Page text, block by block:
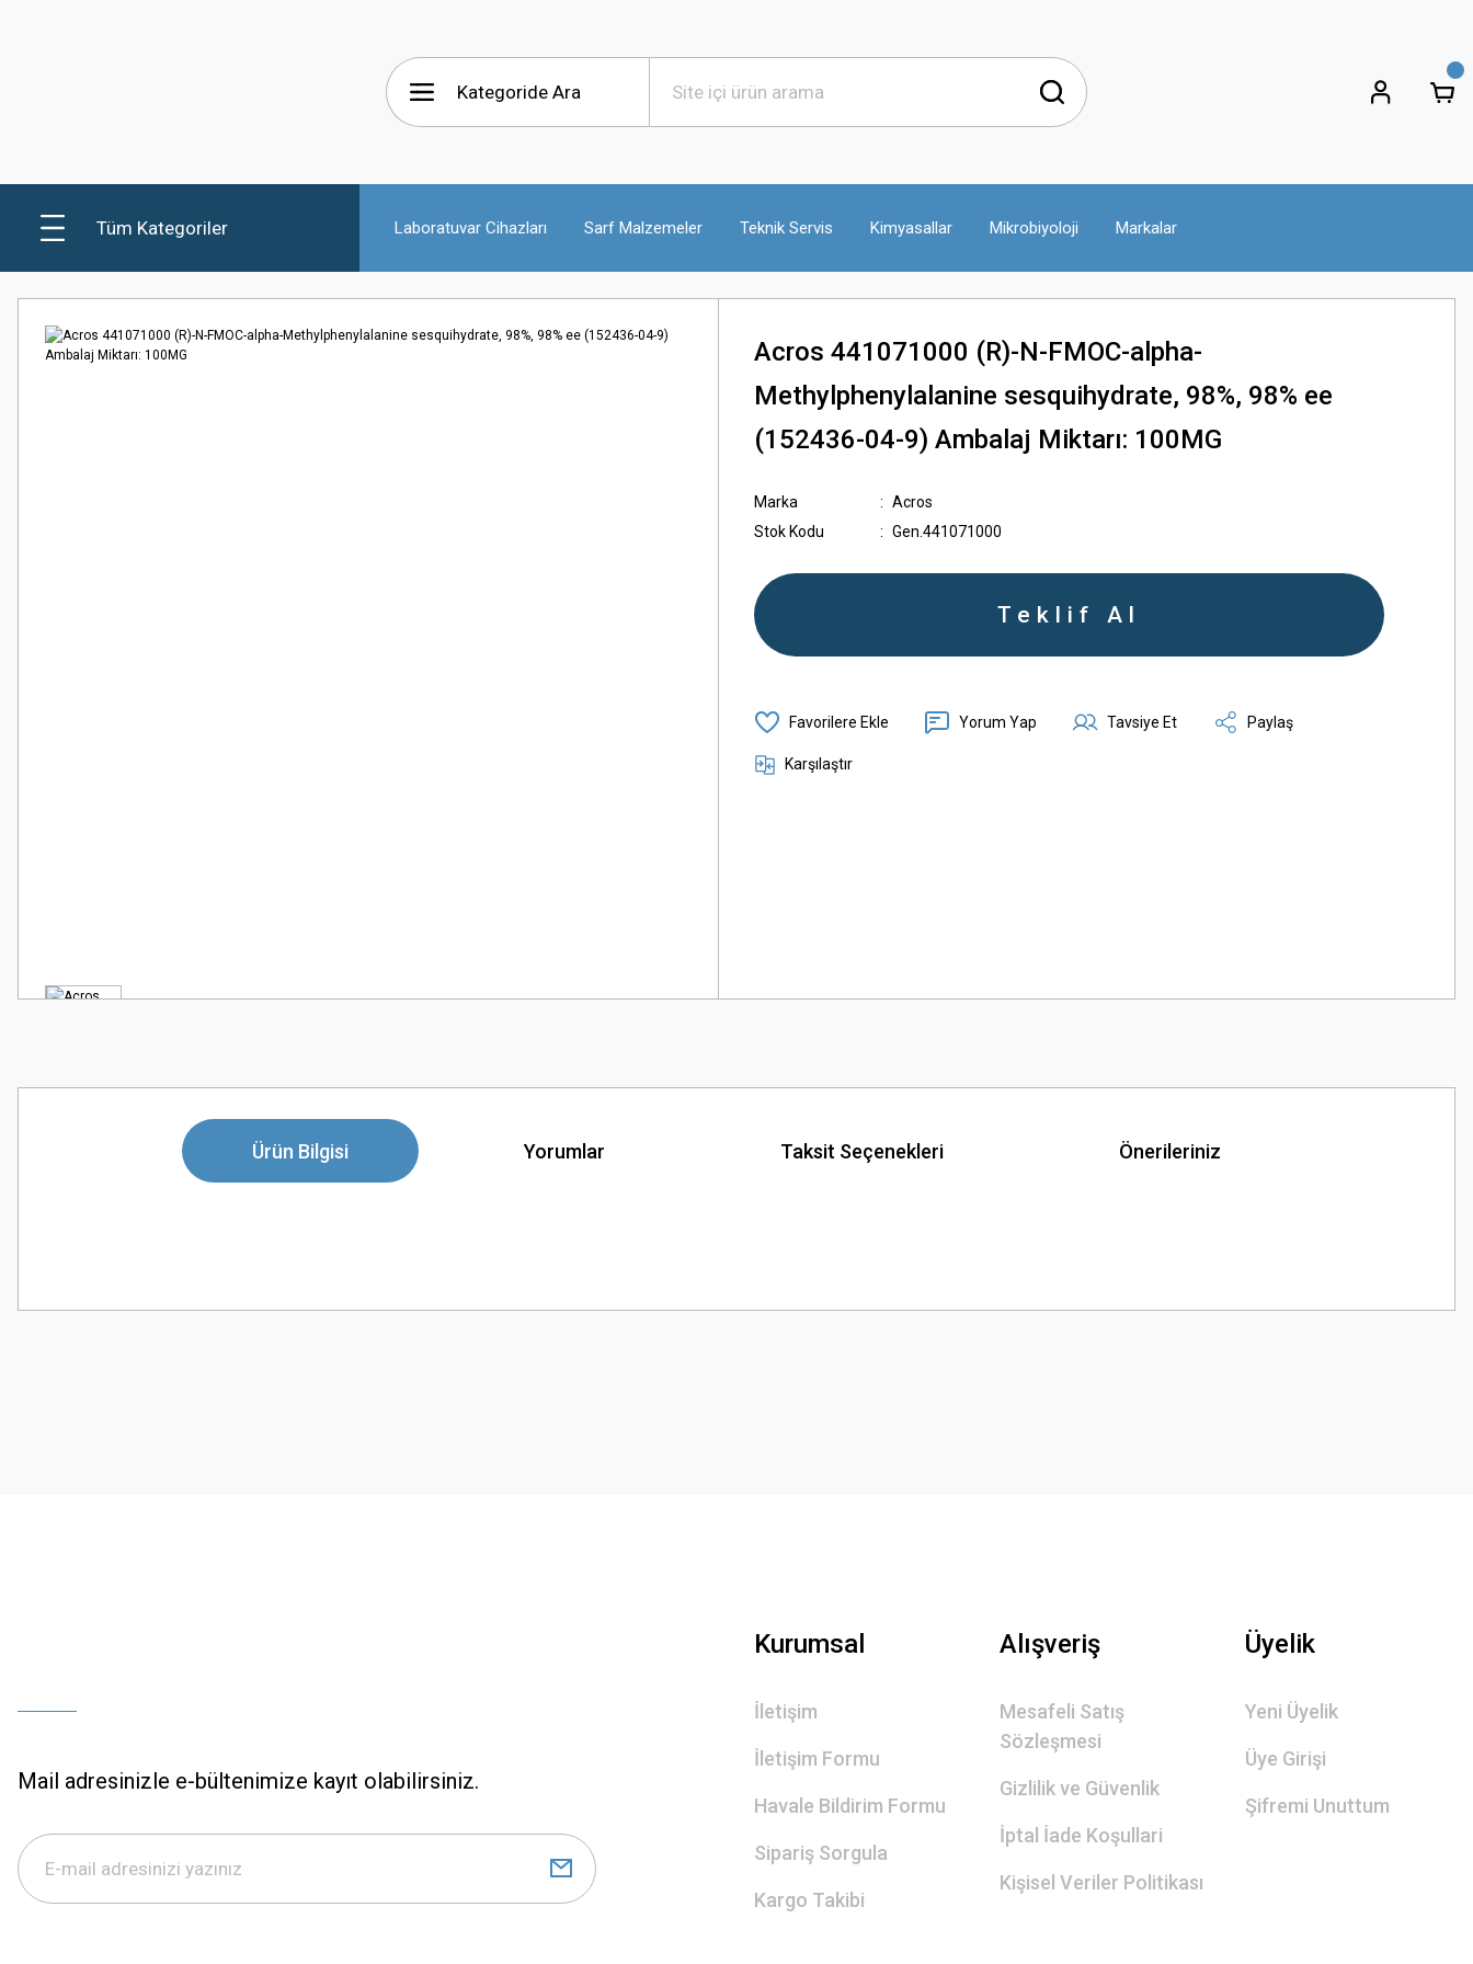
Tüm Kategoriler Laboratuvar Cihazları Sarf Malzemeler Teknik Servis Kimyasallar Mikrobiyoloji Markalar
Acros 441071000 (R)-N-FMOC-alpha-
Methylphenylalanine sesquihydrate, 98%, 98% ee
(152436-04-9) Ambalaj Miktarı: 100MG
Marka
Acros
Stok Kodu
Gen.441071000
Teklif Al
Yorum Yap Tavsiye Et Paylaş
Karşılaştır
Ürün Bilgisi Yorumlar Taksit Seçenekleri Önerileriniz
Görüş ve önerileriniz için teşekkür ederiz.
Mail adresinizle e-bültenimize kayıt olabilirsiniz.
Kurumsal
İletişim
İletişim Formu
Havale Bildirim Formu
Sipariş Sorgula
Kargo Takibi
Alışveriş
Mesafeli Satış
Sözleşmesi
Gizlilik ve Güvenlik
İptal İade Koşullari
Kişisel Veriler Politikası
Üyelik
Yeni Üyelik
Üye Girişi
Şifremi Unuttum